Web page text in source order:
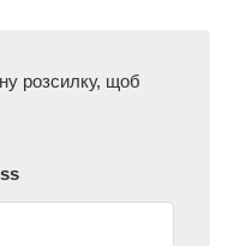
розсилку, щоб